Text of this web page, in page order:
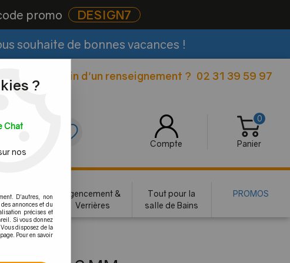
promo DESIGN7
souhaite de bonnes vacances !
Besoin d'un renseignement ? 02 31 39 59 97
Compte
0
Panier
porte
Agencement &
Verrières
Tout pour la
salle de Bains
PROMOS
?
Chat
nos
D'autres, non
annonces et du
précises et
Si vous donnez
disposez de la
Pour en savoir